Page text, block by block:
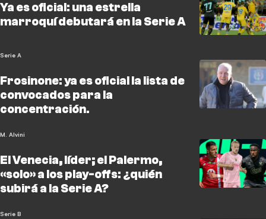
Ya es oficial: una estrella
marroquí debutará en la Serie A
Serie A
Frosinone: ya es oficial la lista de
convocados para la
concentración.
M. Alvini
El Venecia, líder; el Palermo,
«solo» a los play-offs: ¿quién
subirá a la Serie A?
Serie B